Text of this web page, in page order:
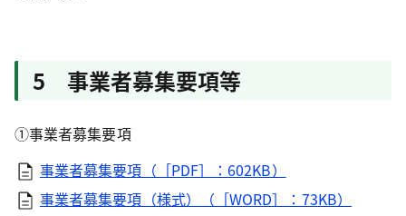
5 事業者募集要項等
①事業者募集要項
事業者募集要項（［PDF］：602KB）
事業者募集要項（様式）（［WORD］：73KB）